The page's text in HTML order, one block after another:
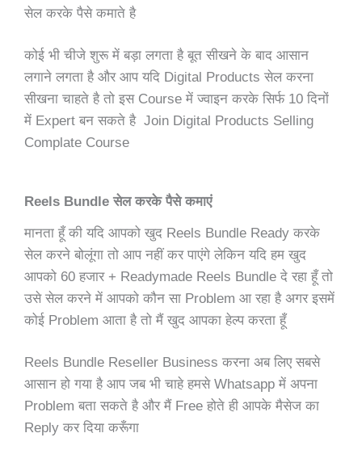
सेल करके पैसे कमाते है
कोई भी चीजे शुरू में बड़ा लगता है बूत सीखने के बाद आसान
लगाने लगता है और आप यदि Digital Products सेल करना
सीखना चाहते है तो इस Course में ज्वाइन करके सिर्फ 10 दिनों
में Expert बन सकते है Join Digital Products Selling
Complate Course
Reels Bundle सेल करके पैसे कमाएं
मानता हूँ की यदि आपको खुद Reels Bundle Ready करके
सेल करने बोलूंगा तो आप नहीं कर पाएंगे लेकिन यदि हम खुद
आपको 60 हजार + Readymade Reels Bundle दे रहा हूँ तो
उसे सेल करने में आपको कौन सा Problem आ रहा है अगर इसमें
कोई Problem आता है तो मैं खुद आपका हेल्प करता हूँ
Reels Bundle Reseller Business करना अब लिए सबसे
आसान हो गया है आप जब भी चाहे हमसे Whatsapp में अपना
Problem बता सकते है और मैं Free होते ही आपके मैसेज का
Reply कर दिया करूँगा